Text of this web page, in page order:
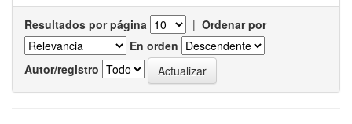
Resultados por página | Ordenar por
En orden
Autor/registro